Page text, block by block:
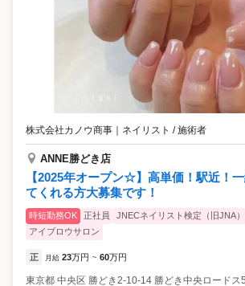
株式会社カノウ商事 ネイリスト / 施術者
ANNE勝どき店
【2025年オープン☆】高単価！駅近！
てくれる方大募集です！
時短勤務OK 正社員 JNECネイリスト検定（旧JNA）
アイブロウサロン
正 月給 23万円 ~ 60万円
東京都 中央区 勝どき2-10-14 勝どき中央ロードス